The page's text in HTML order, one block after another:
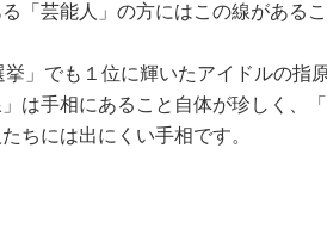
「芸能人」の方にはこの線があるこ
」でも１位に輝いたアイドルの指
は手相にあること自体が珍しく、
ちには出にくい手相です。